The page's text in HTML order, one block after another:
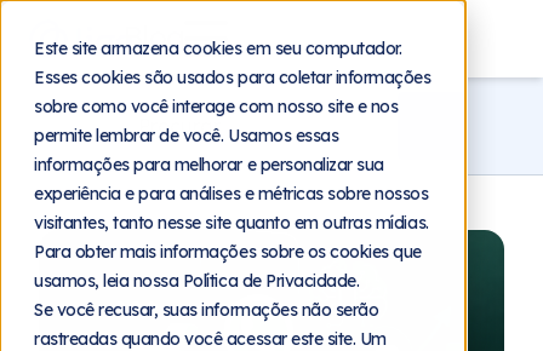
Este site armazena cookies em seu computador.
Esses cookies são usados para coletar informações
sobre como você interage com nosso site e nos
permite lembrar de você. Usamos essas
informações para melhorar e personalizar sua
experiência e para análises e métricas sobre nossos
visitantes, tanto nesse site quanto em outras mídias.
Para obter mais informações sobre os cookies que
usamos, leia nossa Política de Privacidade.
Se você recusar, suas informações não serão
rastreadas quando você acessar este site. Um
Blog